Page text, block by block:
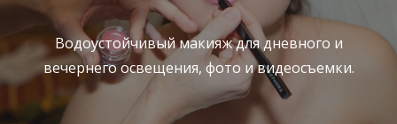
Контакты
Водоустойчивый макияж для дневного и
вечернего освещения, фото и видеосъемки.